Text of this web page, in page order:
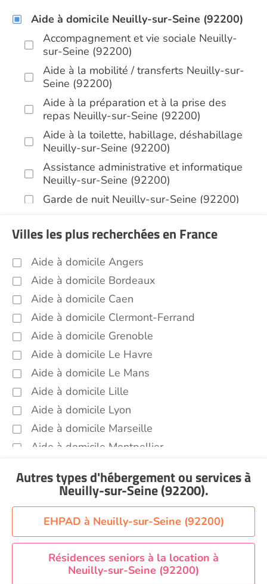
Aide à domicile Neuilly-sur-Seine (92200)
Accompagnement et vie sociale Neuilly-
sur-Seine (92200)
Aide à la mobilité / transferts Neuilly-sur-
Seine (92200)
Aide à la préparation et à la prise des
repas Neuilly-sur-Seine (92200)
Aide à la toilette, habillage, déshabillage
Neuilly-sur-Seine (92200)
Assistance administrative et informatique
Neuilly-sur-Seine (92200)
Garde de nuit Neuilly-sur-Seine (92200)
(92200)
repassage, gestion du linge Neuilly-sur-
Seine (92200)
Portage de repas Neuilly-sur-Seine
(92200)
Sorties (promenades, rendez-vous
médicaux...) Neuilly-sur-Seine (92200)
Voir toutes les aides à domicile à Neuilly-sur-
Seine (92200)
Villes les plus recherchées en France
Aide à domicile Angers
Aide à domicile Bordeaux
Aide à domicile Caen
Aide à domicile Clermont-Ferrand
Aide à domicile Grenoble
Aide à domicile Le Havre
Aide à domicile Le Mans
Aide à domicile Lille
Aide à domicile Lyon
Aide à domicile Marseille
Aide à domicile Montpellier
Aide à domicile Nice
Aide à domicile Nîmes
Aide à domicile Orléans
Aide à domicile Paris
Aide à domicile Perpignan
Aide à domicile Rennes
Autres types d'hébergement ou servicesà
Neuilly-sur-Seine (92200).
EHPAD à Neuilly-sur-Seine (92200)
Résidences seniors à la location à
Neuilly-sur-Seine (92200)